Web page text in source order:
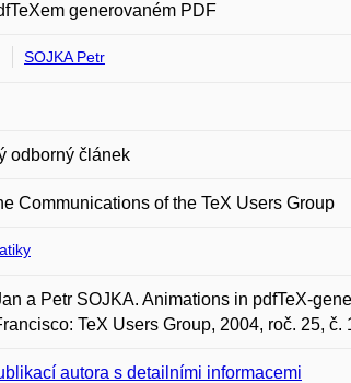
generovaném PDF
SOJKA Petr
odborný článek
Communications of the TeX Users Group
a Petr SOJKA. Animations in pdfTeX-
TeX Users Group, 2004, roč. 25, č.
autora s detailními informacemi